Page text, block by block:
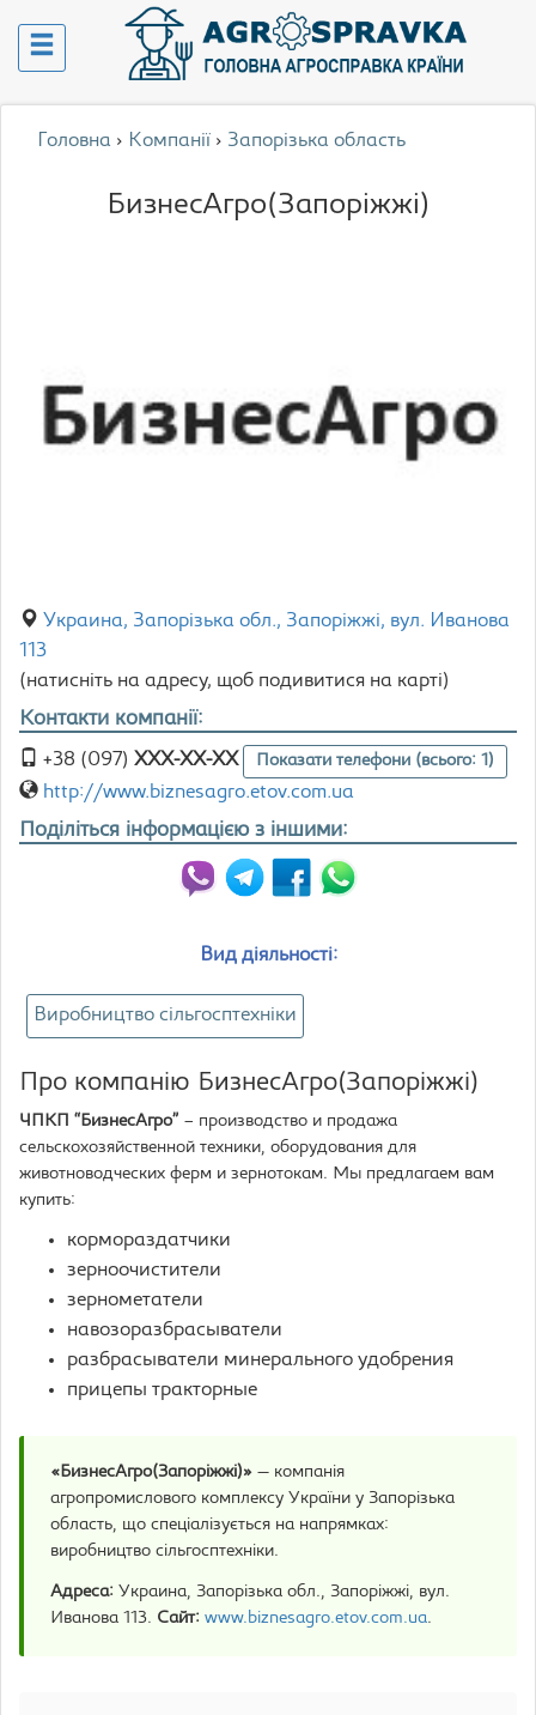
Головна › Компанії › Запорізька область
БизнесАгро(Запоріжжі)
Украина, Запорізька обл., Запоріжжі, вул. Иванова
113
(натисніть на адресу, щоб подивитися на карті)
Контакти компанії:
+38 (097) XXX-XX-XX Показати телефони (всього: 1)
http://www.biznesagro.etov.com.ua
Поділіться інформацією з іншими:
Вид діяльності:
Виробництво сільгосптехніки
Про компанію БизнесАгро(Запоріжжі)
ЧПКП “БизнесАгро” – производство и продажа
сельскохозяйственной техники, оборудования для
животноводческих ферм и зернотокам. Мы предлагаем вам
купить:
кормораздатчики
зерноочистители
зернометатели
навозоразбрасыватели
разбрасыватели минерального удобрения
прицепы тракторные
«БизнесАгро(Запоріжжі)» — компанія
агропромислового комплексу України у Запорізька
область, що спеціалізується на напрямках:
виробництво сільгосптехніки.
Адреса: Украина, Запорізька обл., Запоріжжі, вул.
Иванова 113. Сайт: www.biznesagro.etov.com.ua.